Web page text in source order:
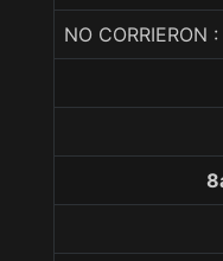
NO CORRIERON